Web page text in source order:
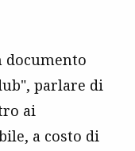
documento
parlare di
ai
a costo di